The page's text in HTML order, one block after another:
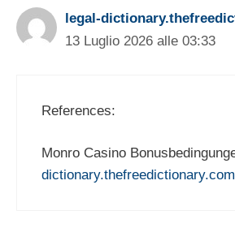
legal-
13 Luglio 2026 alle 03:33
References:
Monro Casino
dictionary.thefreedictionary.com